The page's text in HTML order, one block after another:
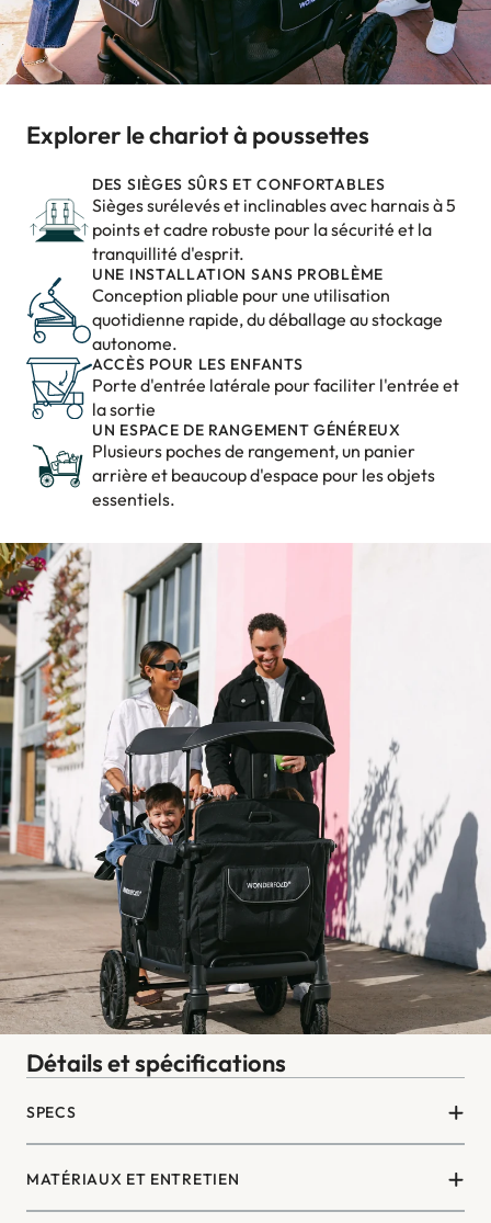
Explorer le chariot à poussettes
DES SIÈGES SÛRS ET CONFORTABLES
Sièges surélevés et inclinables avec harnais à 5
points et cadre robuste pour la sécurité et la
tranquillité d'esprit.
UNE INSTALLATION SANS PROBLÈME
Conception pliable pour une utilisation
quotidienne rapide, du déballage au stockage
autonome.
ACCÈS POUR LES ENFANTS
Porte d'entrée latérale pour faciliter l'entrée et
la sortie
UN ESPACE DE RANGEMENT GÉNÉREUX
Plusieurs poches de rangement, un panier
arrière et beaucoup d'espace pour les objets
essentiels.
Détails et spécifications
SPECS
MATÉRIAUX ET ENTRETIEN